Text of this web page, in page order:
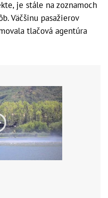
je stále na zoznamoch
Väčšinu pasažierov
tlačová agentúra